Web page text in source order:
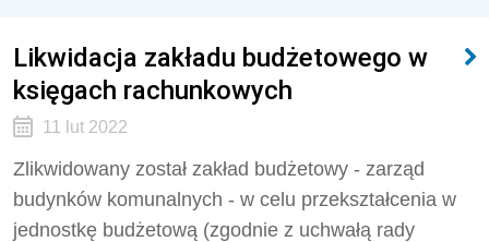
Likwidacja zakładu budżetowego w
księgach rachunkowych
11 lut 2022
Zlikwidowany został zakład budżetowy - zarząd
budynków komunalnych - w celu przekształcenia w
jednostkę budżetową (zgodnie z uchwałą rady